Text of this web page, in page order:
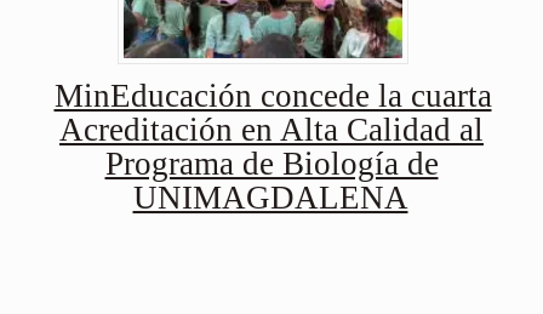
MinEducación concede la cuarta
Acreditación en Alta Calidad al
Programa de Biología de
UNIMAGDALENA